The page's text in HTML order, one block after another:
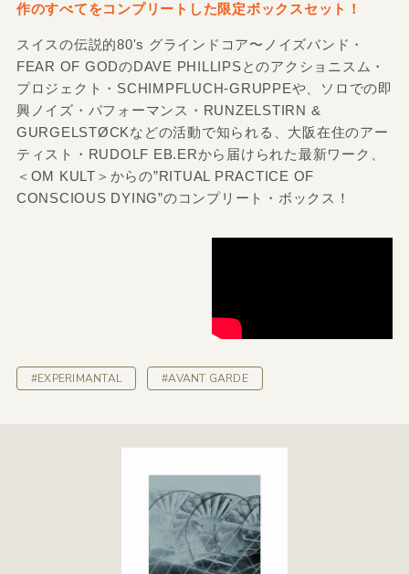
作のすべてをコンプリートした限定ボックスセット！
スイスの伝説的80's グラインドコア〜ノイズバンド・
FEAR OF GODのDAVE PHILLIPSとのアクショニスム・
プロジェクト・SCHIMPFLUCH-GRUPPEや、ソロでの即
興ノイズ・パフォーマンス・RUNZELSTIRN &
GURGELSTØCKなどの活動で知られる、大阪在住のアー
ティスト・RUDOLF EB.ERから届けられた最新ワーク、
＜OM KULT＞からの”RITUAL PRACTICE OF
CONSCIOUS DYING”のコンプリート・ボックス！
#EXPERIMANTAL #AVANT GARDE